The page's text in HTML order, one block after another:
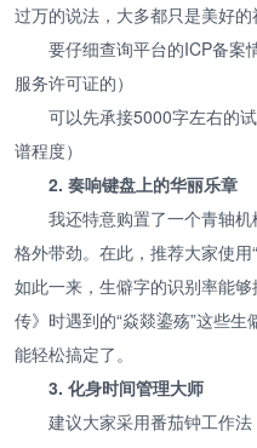
过万的说法，大多都只是美好的
要仔细查询平台的ICP备案
服务许可证的）
可以先承接5000字左右的
谱程度）
2. 奏响键盘上的华丽乐章
我还特意购置了一个青轴
格外带劲。在此，推荐大家使用
如此一来，生僻字的识别率能
传》时遇到的“焱燚鎏殇”这些
能轻松搞定了。
3. 化身时间管理大师
建议大家采用番茄钟工作